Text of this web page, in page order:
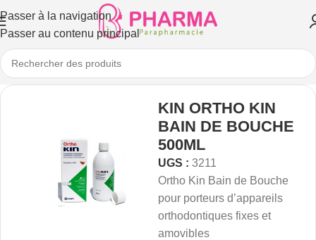
Passer à la navigation
Passer au contenu principal
KIN ORTHO KIN
BAIN DE BOUCHE
500ML
UGS : 3211
Ortho Kin Bain de Bouche
pour porteurs d’appareils
orthodontiques fixes et
amovibles